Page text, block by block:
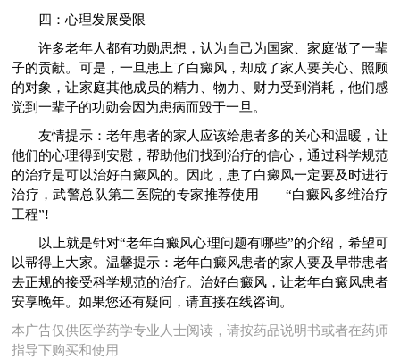
四：心理发展受限
许多老年人都有功勋思想，认为自己为国家、家庭做了一辈
子的贡献。可是，一旦患上了白癜风，却成了家人要关心、照顾
的对象，让家庭其他成员的精力、物力、财力受到消耗，他们感
觉到一辈子的功勋会因为患病而毁于一旦。
友情提示：老年患者的家人应该给患者多的关心和温暖，让
他们的心理得到安慰，帮助他们找到治疗的信心，通过科学规范
的治疗是可以治好白癜风的。因此，患了白癜风一定要及时进行
治疗，武警总队第二医院的专家推荐使用——“白癜风多维治疗
工程”!
以上就是针对“老年白癜风心理问题有哪些”的介绍，希望可
以帮得上大家。温馨提示：老年白癜风患者的家人要及早带患者
去正规的接受科学规范的治疗。治好白癜风，让老年白癜风患者
安享晚年。如果您还有疑问，请直接在线咨询。
本广告仅供医学药学专业人士阅读，请按药品说明书或者在药师
指导下购买和使用